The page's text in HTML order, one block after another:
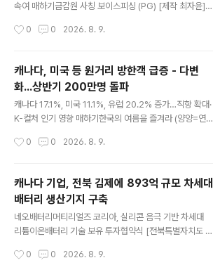
속여 매하기금감원 사칭 보이스피싱 (PG) [제작 최자윤]
를 속여 거액을 가로챈 혐의(특정경제범죄가중처벌법상 사
14명을 검거해 이 중 10명을 구속 송치했다고 6일 밝혔다.
A씨 등은 지난해 3월부터 약 1년간 캄보디아에 사무실을
차려놓고 금융감독원, 검찰 등 정부기관을 사칭해 미국과
캐나다에 거주하는 재외동포 15명으로부터 123억원을 가
로챈 혐의를 받는다. 이들은 피해자들에게 "당신들 마약범
보내라"고 속여 가상자산을 전송받은 것으로 조사됐다. 경
0 0 2026. 8. 9.
캐나다, 미국 등 원거리 방한객 급증 - 다변
화...상반기 200만명 돌파
캐나다 17.1%, 미국 11.1%, 유럽 20.2% 증가…직항 확대·
K-컬처 인기 영향 매하기한국의 여름을 즐겨라 (양양=연
가 서핑을 하며 여름을 즐기고 있다. 2026.8.4 yangdo
만 200만명을 넘어선 것으로 집계됐다. 6일 문화체육관광
부에 따르면 올해 1월부터 6월까지 미주 지역 입국자는 10
8만명으로, 지난해 같은 기간보다 12.7% 증가했다. 유럽
지역 입국자는 74만명으로 20.2% 늘었고, 대양주와 아프
권 및 원거리 국가의 총입국자는 202만6천73..
0 0 2026. 8. 9.
캐나다 기업, 전북 김제에 893억 규모 차세대
배터리 생산기지 구축
네오배터리머티리얼즈 코리아, 실리콘 음극 기반 차세대
리튬이온배터리 기술 보유 투자협약식 [전북특별자치도 제
방산용 차세대 배터리 생산기지를 조성한다. 전북특별자치
0 0 2026. 8. 9.